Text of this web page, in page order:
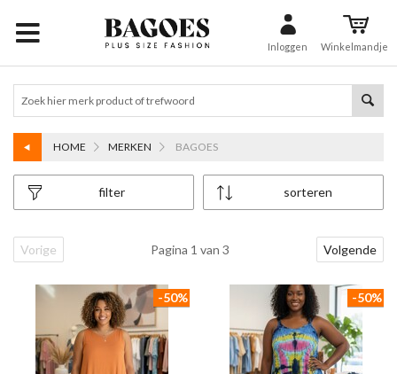
Inloggen Winkelmandje
HOME MERKEN BAGOES
sorteren
filter
Vorige Pagina 1 van 3 Volgende
-50% -50%